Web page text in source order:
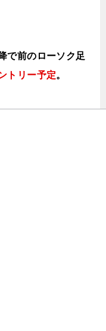
で前のローソク足
トリー予定。